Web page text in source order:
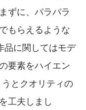
ずに、パラパラ
もらえるような
品に関してはモデ
要素をハイエン
とクオリティの
工夫しまし